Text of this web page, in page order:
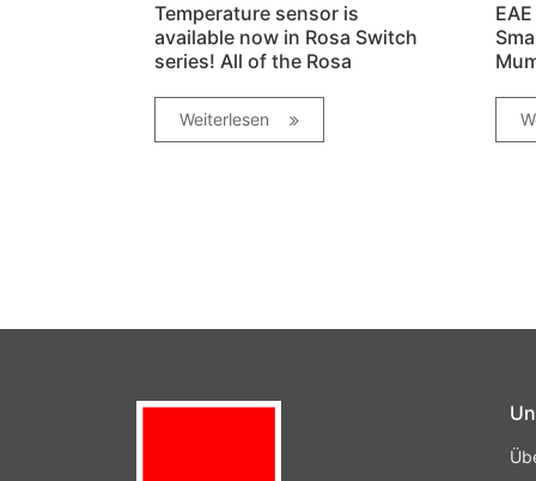
Temperature sensor is
available now in Rosa Switch
series! All of the Rosa
addition of temperature
sensor.
Weiterlesen